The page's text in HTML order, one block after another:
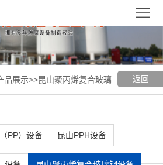
返回
品展示>>昆山聚丙烯复合玻璃
PP）设备 昆山PPH设备